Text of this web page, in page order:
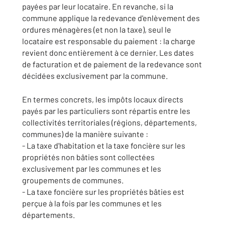
payées par leur locataire. En revanche, si la
commune applique la redevance d'enlèvement des
ordures ménagères (et non la taxe), seul le
locataire est responsable du paiement : la charge
revient donc entièrement à ce dernier. Les dates
de facturation et de paiement de la redevance sont
décidées exclusivement par la commune.
En termes concrets, les impôts locaux directs
payés par les particuliers sont répartis entre les
collectivités territoriales (régions, départements,
communes) de la manière suivante :
- La taxe d'habitation et la taxe foncière sur les
propriétés non bâties sont collectées
exclusivement par les communes et les
groupements de communes.
- La taxe foncière sur les propriétés bâties est
perçue à la fois par les communes et les
départements.